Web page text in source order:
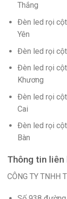
Thắng
Đèn led rọi
Yên
Đèn led rọi
Đèn led rọi
Khương
Đèn led rọi
Cai
Đèn led rọi
Bàn
Thông tin liên
CÔNG TY TNHH